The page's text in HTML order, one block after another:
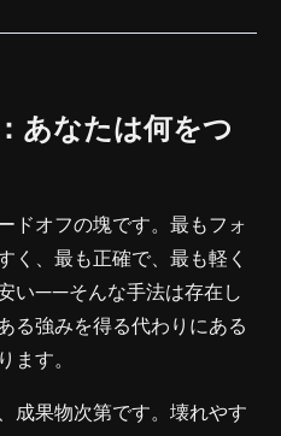
あなたは何をつ
ドオフの塊です。最もフォ
く、最も正確で、最も軽く
い——そんな手法は存在し
る強みを得る代わりにある
ます。
成果物次第です。壊れやす